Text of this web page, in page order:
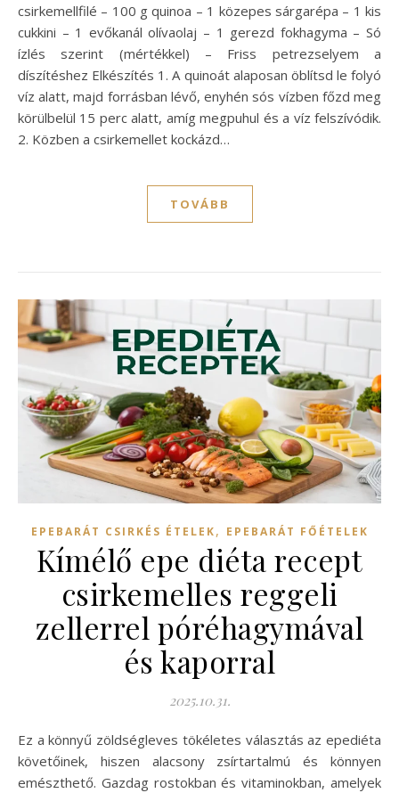
csirkemellfilé – 100 g quinoa – 1 közepes sárgarépa – 1 kis
cukkini – 1 evőkanál olívaolaj – 1 gerezd fokhagyma – Só
ízlés szerint (mértékkel) – Friss petrezselyem a
díszítéshez Elkészítés 1. A quinoát alaposan öblítsd le folyó
víz alatt, majd forrásban lévő, enyhén sós vízben főzd meg
körülbelül 15 perc alatt, amíg megpuhul és a víz felszívódik.
2. Közben a csirkemellet kockázd…
TOVÁBB
EPEBARÁT CSIRKÉS ÉTELEK, EPEBARÁT FŐÉTELEK
Kímélő epe diéta recept
csirkemelles reggeli
zellerrel póréhagymával
és kaporral
2025.10.31.
Ez a könnyű zöldségleves tökéletes választás az epediéta
követőinek, hiszen alacsony zsírtartalmú és könnyen
emészthető. Gazdag rostokban és vitaminokban, amelyek